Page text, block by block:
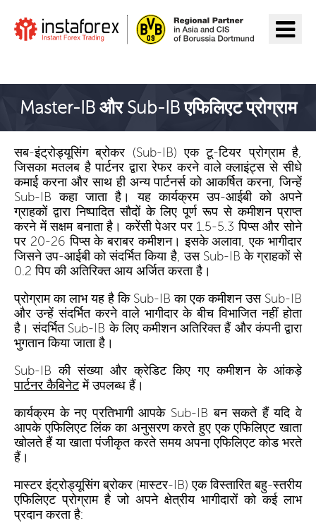
Master-IB और Sub-IB एफिलिएट प्रोग्राम
सब-इंट्रोड्यूसिंग ब्रोकर (Sub-IB) एक टू-टियर प्रोग्राम है,
जिसका मतलब है पार्टनर द्वारा रेफर करने वाले क्लाइंट्स से सीधे
कमाई करना और साथ ही अन्य पार्टनर्स को आकर्षित करना, जिन्हें
Sub-IB कहा जाता है। यह कार्यक्रम उप-आईबी को अपने
ग्राहकों द्वारा निष्पादित सौदों के लिए पूर्ण रूप से कमीशन प्राप्त
करने में सक्षम बनाता है। करेंसी पेअर पर 1.5-5.3 पिप्स और सोने
पर 20-26 पिप्स के बराबर कमीशन। इसके अलावा, एक भागीदार
जिसने उप-आईबी को संदर्भित किया है, उस Sub-IB के ग्राहकों से
0.2 पिप की अतिरिक्त आय अर्जित करता है।
प्रोग्राम का लाभ यह है कि Sub-IB का एक कमीशन उस Sub-IB
और उन्हें संदर्भित करने वाले भागीदार के बीच विभाजित नहीं होता
है। संदर्भित Sub-IB के लिए कमीशन अतिरिक्त हैं और कंपनी द्वारा
भुगतान किया जाता है।
Sub-IB की संख्या और क्रेडिट किए गए कमीशन के आंकड़े
पार्टनर कैबिनेटमें उपलब्ध हैं।
कार्यक्रम के नए प्रतिभागी आपके Sub-IB बन सकते हैं यदि वे
आपके एफिलिएट लिंक का अनुसरण करते हुए एक एफिलिएट खाता
खोलते हैं या खाता पंजीकृत करते समय अपना एफिलिएट कोड भरते
हैं।
मास्टर इंट्रोड्यूसिंग ब्रोकर (मास्टर-IB) एक विस्तारित बहु-स्तरीय
एफिलिएट प्रोग्राम है जो अपने क्षेत्रीय भागीदारों को कई लाभ
प्रदान करता है: